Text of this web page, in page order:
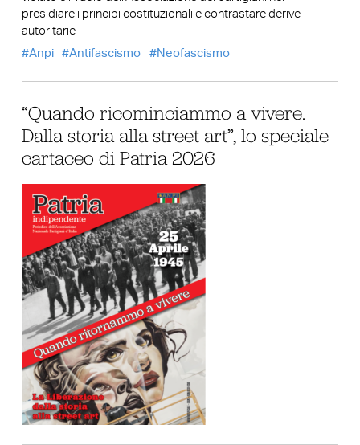
presidiare i principi costituzionali e contrastare derive
autoritarie
Anpi
Antifascismo Neofascismo
“Quando ricominciammo a vivere.
Dalla storia alla street art”, lo speciale
cartaceo di Patria 2026